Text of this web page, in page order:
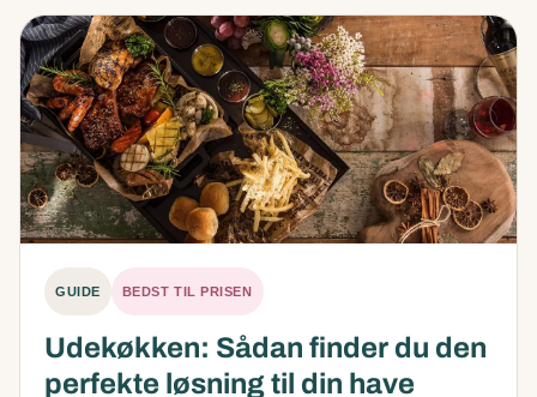
GUIDE BEDST TIL PRISEN
Udekøkken: Sådan finder du den
perfekte løsning til din have